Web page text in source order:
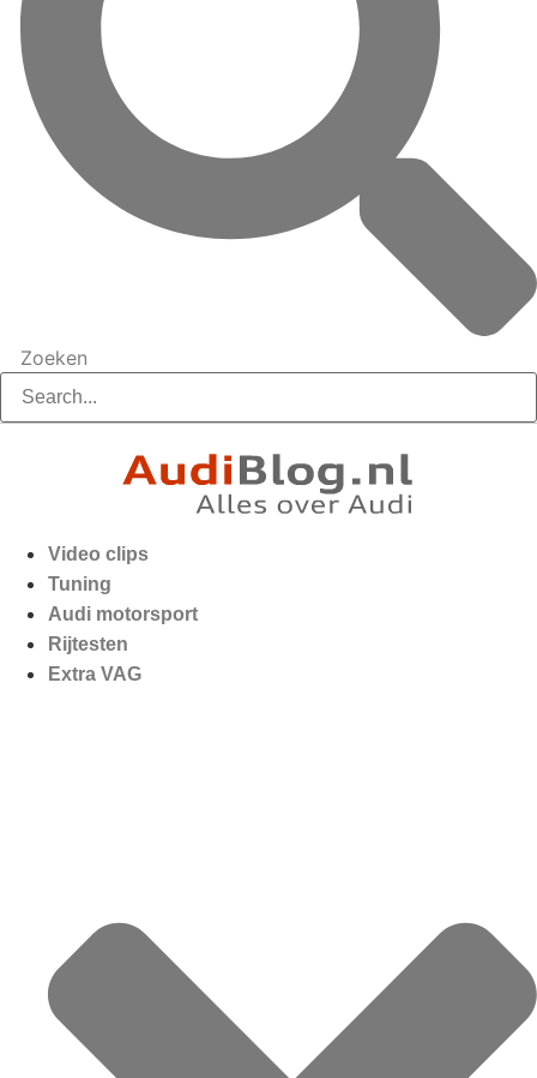
Zoeken
Video clips
Tuning
Audi motorsport
Rijtesten
Extra VAG